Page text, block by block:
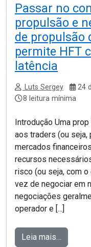
Passar no
propulsão e
de propulsão
permite HFT
latência
Luts Sergey
24
8 leitura mínima
Introdução Uma
aos traders (ou
mercados
recursos
risco (ou seja, com
vez de negociar em
negociações
operador e [...]
Leia mais…